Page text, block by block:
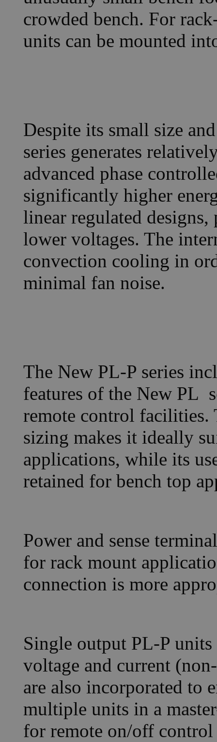
crowded bench. For
units can be mounted
Despite its small size
series generates
advanced phase
significantly higher
linear regulated
lower voltages. The
convection cooling in
minimal fan noise.
The New PL-P series
features of the New PL
remote control facilities.
sizing makes it ideally
applications, while its
retained for bench top
Power and sense
for rack mount
connection is more
Single output PL-P
voltage and current
are also incorporated to
multiple units in a
for remote on/off